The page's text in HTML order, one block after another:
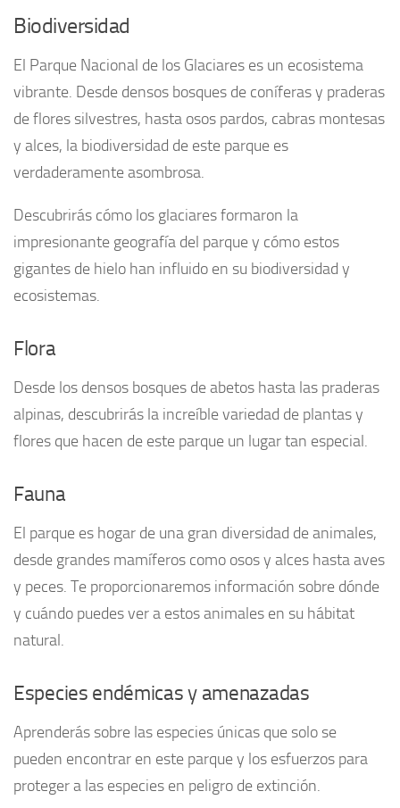
Biodiversidad
El Parque Nacional de los Glaciares es un ecosistema
vibrante. Desde densos bosques de coníferas y praderas
de flores silvestres, hasta osos pardos, cabras montesas
y alces, la biodiversidad de este parque es
verdaderamente asombrosa.
Descubrirás cómo los glaciares formaron la
impresionante geografía del parque y cómo estos
gigantes de hielo han influido en su biodiversidad y
ecosistemas.
Flora
Desde los densos bosques de abetos hasta las praderas
alpinas, descubrirás la increíble variedad de plantas y
flores que hacen de este parque un lugar tan especial.
Fauna
El parque es hogar de una gran diversidad de animales,
desde grandes mamíferos como osos y alces hasta aves
y peces. Te proporcionaremos información sobre dónde
y cuándo puedes ver a estos animales en su hábitat
natural.
Especies endémicas y amenazadas
Aprenderás sobre las especies únicas que solo se
pueden encontrar en este parque y los esfuerzos para
proteger a las especies en peligro de extinción.